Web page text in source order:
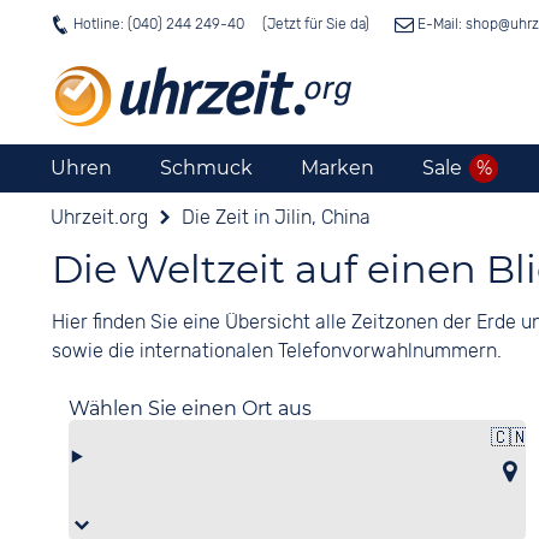
Hotline: (040) 244 249-40 E-Mail: shop@
Uhren Schmuck Marken Sale
Uhrzeit.org Die Zeit in Jilin, China
Die Weltzeit auf einen
Hier finden Sie eine Übersicht alle Zeitzonen der Erde
sowie die internationalen Telefonvorwahlnummern.
Wählen Sie einen Ort aus
🇨🇳